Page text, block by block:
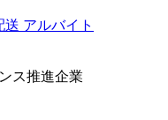
ス推進企業